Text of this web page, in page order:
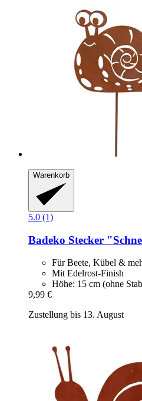
Warenkorb
5.0 (1)
Badeko Stecker
Für Beete, Kübel &
Mit Edelrost-Finish
Höhe: 15 cm (ohne
9,99 €
Zustellung bis 13. August